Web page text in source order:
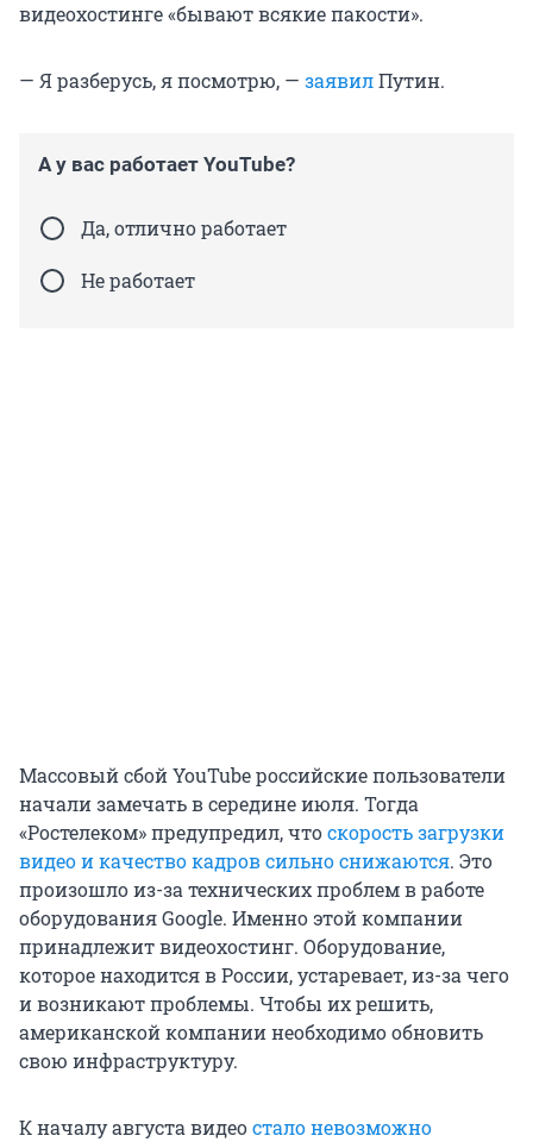
видеохостинге «бывают всякие пакости».
— Я разберусь, я посмотрю, — заявилПутин.
А у вас работает YouTube?
Да, отлично работает
Не работает
Массовый сбой YouTube российские пользователи
начали замечать в середине июля. Тогда
«Ростелеком» предупредил, чтоскорость загрузки
видео и качество кадров сильно снижаются. Это
произошло из-за технических проблем в работе
оборудования Google. Именно этой компании
принадлежит видеохостинг. Оборудование,
которое находится в России, устаревает, из-за чего
и возникают проблемы. Чтобы их решить,
американской компании необходимо обновить
свою инфраструктуру.
К началу августа видеостало невозможно